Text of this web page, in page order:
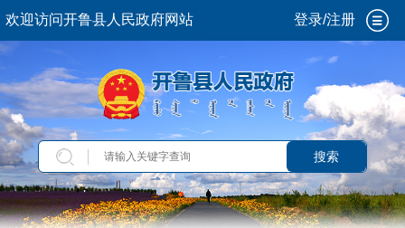
欢迎访问开鲁县人民政府网站 登录/注册
搜索